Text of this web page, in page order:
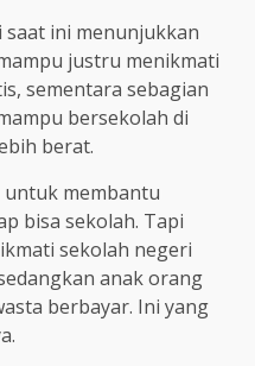
ini menunjukkan
justru menikmati
sementara sebagian
bersekolah di
berat.
membantu
bisa sekolah. Tapi
sekolah negeri
anak orang
berbayar. Ini yang